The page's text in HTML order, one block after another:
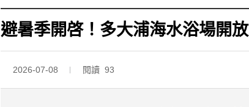
避暑季開啓！多大浦海水浴場開放
2026-07-08 閱讀 93